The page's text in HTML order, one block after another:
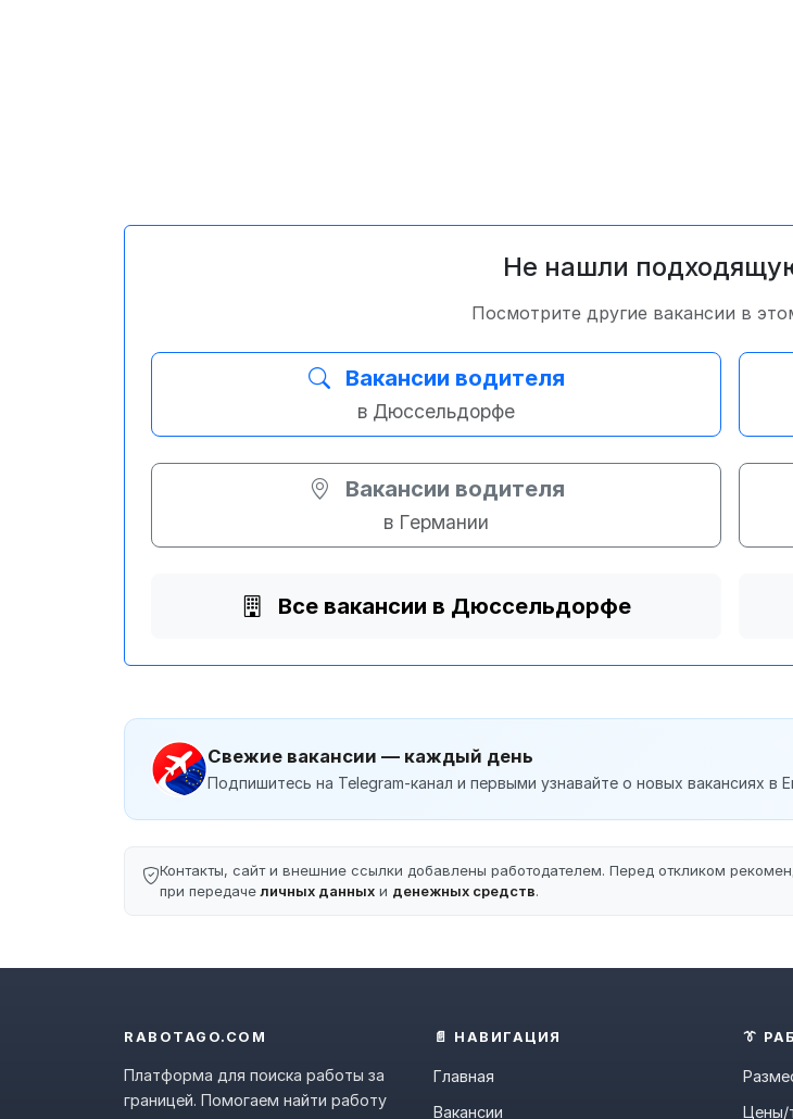
Не нашли
Посмотрите другие вакансии в
Вакансии водителя
в Дюссельдорфе
Вакансии водителя
в Германии
Все вакансии в Дюссельдорфе
Свежие вакансии — каждый день
Подпишитесь на Telegram-канал и первыми узнавайте о новых вакансиях в
Контакты, сайт и внешние ссылки добавлены работодателем. Перед откликом
при передачеличных данных и денежных средств.
RABOTAGO.COM
Платформа для поиска работы за
границей. Помогаем найти работу
📄 НАВИГАЦИЯ
Главная
Вакансии
👔
Цены/